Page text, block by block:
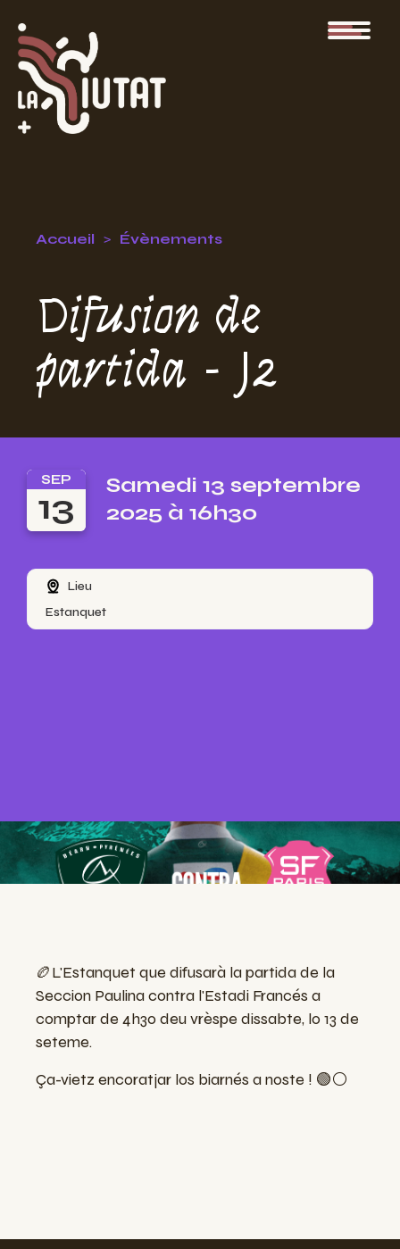
Accueil Évènements
Difusion de
partida - J2
SEP
13
Samedi 13 septembre
2025 à 16h30
Lieu
Estanquet
🏉L'Estanquet que difusarà la partida de la
Seccion Paulina contra l'Estadi Francés a
comptar de 4h30 deu vrèspe dissabte, lo 13 de
seteme.
Ça-vietz encoratjar los biarnés a noste ! 🟢⚪